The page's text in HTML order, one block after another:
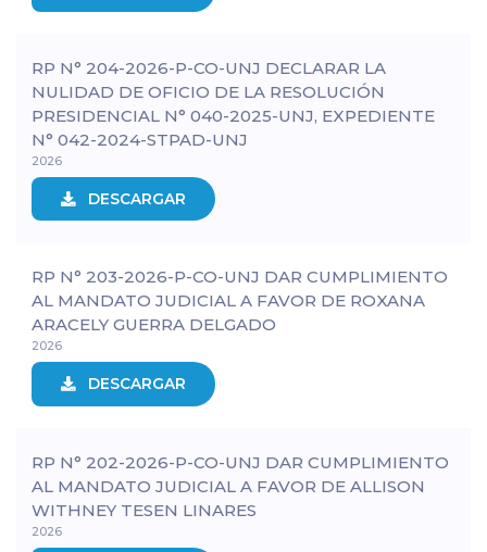
RP N° 204-2026-P-CO-UNJ DECLARAR LA
NULIDAD DE OFICIO DE LA RESOLUCIÓN
PRESIDENCIAL N° 040-2025-UNJ, EXPEDIENTE
N° 042-2024-STPAD-UNJ
2026
DESCARGAR
RP N° 203-2026-P-CO-UNJ DAR CUMPLIMIENTO
AL MANDATO JUDICIAL A FAVOR DE ROXANA
ARACELY GUERRA DELGADO
2026
DESCARGAR
RP N° 202-2026-P-CO-UNJ DAR CUMPLIMIENTO
AL MANDATO JUDICIAL A FAVOR DE ALLISON
WITHNEY TESEN LINARES
2026